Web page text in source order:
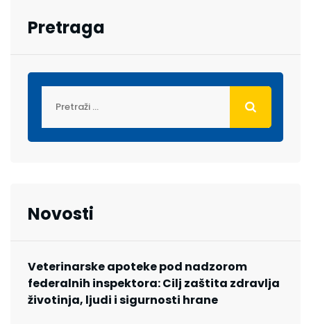
Pretraga
Novosti
Veterinarske apoteke pod nadzorom
federalnih inspektora: Cilj zaštita zdravlja
životinja, ljudi i sigurnosti hrane